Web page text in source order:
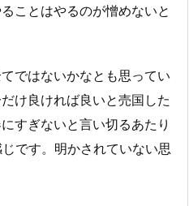
ことはやるのが憎めないと
ではないかなとも思ってい
け良ければ良いと売国した
すぎないと言い切るあたり
です。明かされていない思